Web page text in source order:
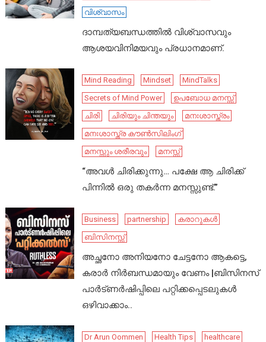
വിശ്വാസം
ദാമ്പത്യബന്ധത്തിൽ വിശ്വാസവും
ആശയവിനിമയവും പ്രധാനമാണ്.
Mind Reading Mindset
MindTalks
Secrets of Mind Power
ഉപബോധ മനസ്സ്
ചിരി
ചിരിയും ചിന്തയും
മനഃശാസ്ത്രം
മനഃശാസ്ത്ര കൗൺസിലിംഗ്
മനസ്സും ശരീരവും
മനസ്സ്
“അവൾ ചിരിക്കുന്നു… പക്ഷേ ആ ചിരിക്ക്
പിന്നിൽ ഒരു തകർന്ന മനസ്സുണ്ട്.”
Business partnership
കരാറുകൾ
ബിസിനസ്സ്
അച്ഛനോ അനിയനോ ചേട്ടനോ ആകട്ടെ,
കരാർ നിർബന്ധമായും വേണം |ബിസിനസ്
പാർട്ണർഷിപ്പിലെ പറ്റിക്കപ്പെടലുകൾ
ഒഴിവാക്കാം..
Dr Arun Oommen Health Tips healthcare